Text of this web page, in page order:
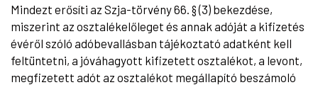
Mindezt erősíti az Szja-törvény 66. § (3) bekezdése,
miszerint az osztalékelőleget és annak adóját a kifizetés
évéről szóló adóbevallásban tájékoztató adatként kell
feltüntetni, a jóváhagyott kifizetett osztalékot, a levont,
megfizetett adót az osztalékot megállapító beszámoló